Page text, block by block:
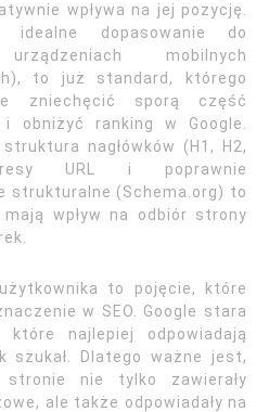
wpływa na jej pozycję.
idealne dopasowanie do
mobilnych
to już standard, którego
zniechęcić sporą część
obniżyć ranking w Google.
nagłówków (H1, H2,
URL i poprawnie
strukturalne (Schema.org) to
wpływ na odbiór strony
to pojęcie, które
w SEO. Google stara
najlepiej odpowiadają
szukał. Dlatego ważne jest,
nie tylko zawierały
ale także odpowiadały na